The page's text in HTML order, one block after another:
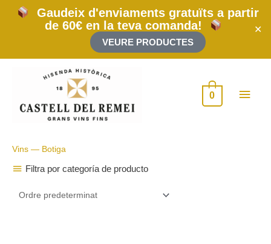
Gaudeix d'enviaments gratuïts a partir
de 60€ en la teva comanda!
VEURE PRODUCTES
✕
0
Vins — Botiga
Filtra por categoría de producto